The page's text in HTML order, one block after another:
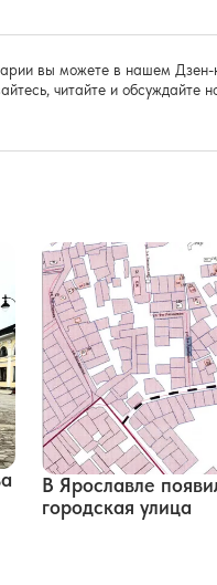
вы можете в нашем Дзен-
читайте и обсуждайте
В Ярославле
городская улица